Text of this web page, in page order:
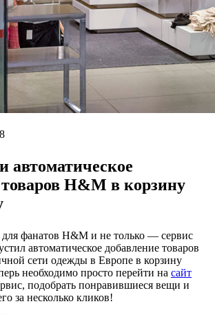
автоматическое
H&M в корзину
для фанатов H&M и не только — сервис
автоматическое добавление товаров
сети одежды в Европе в корзину
необходимо просто перейти на сайт
подобрать понравившиеся вещи и
за несколько кликов!